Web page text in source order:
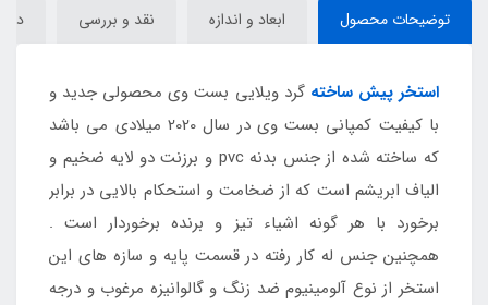
توضیحات محصول ابعاد و اندازه نقد و بررسی
استخر پیش ساخته گرد ویلایی بست وی محصولی جدید و
با کیفیت کمپانی بست وی در سال 2020 میلادی می باشد
که ساخته شده از جنس بدنه pvc و برزنت دو لایه ضخیم و
الیاف ابریشم است که از ضخامت و استحکام بالایی در برابر
برخورد با هر گونه اشیاء تیز و برنده برخوردار است .
همچنین جنس له کار رفته در قسمت پایه و سازه های این
استخر از نوع آلومینیوم ضد زنگ و گالوانیزه مرغوب و درجه